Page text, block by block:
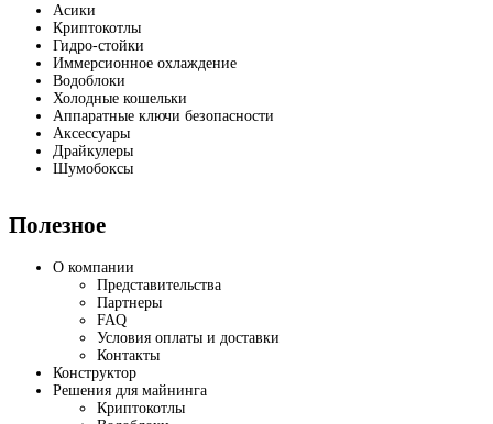
Асики
Криптокотлы
Гидро-стойки
Иммерсионное охлаждение
Водоблоки
Холодные кошельки
Аппаратные ключи безопасности
Аксессуары
Драйкулеры
Шумобоксы
Полезное
О компании
Представительства
Партнеры
FAQ
Условия оплаты и доставки
Контакты
Конструктор
Решения для майнинга
Криптокотлы